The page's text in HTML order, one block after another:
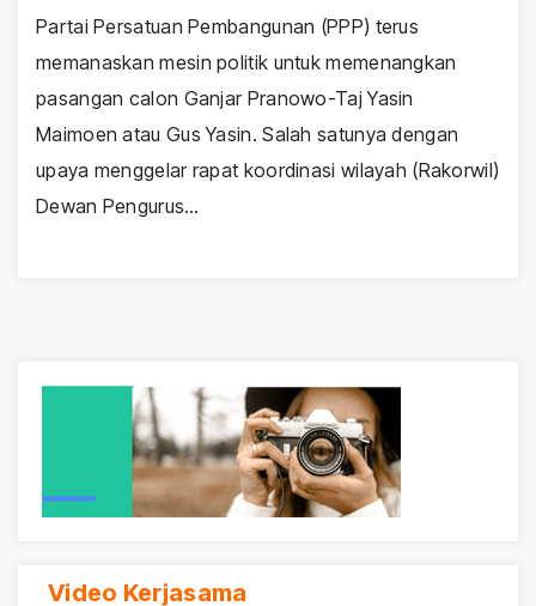
Partai Persatuan Pembangunan (PPP) terus
memanaskan mesin politik untuk memenangkan
pasangan calon Ganjar Pranowo-Taj Yasin
Maimoen atau Gus Yasin. Salah satunya dengan
upaya menggelar rapat koordinasi wilayah (Rakorwil)
Dewan Pengurus…
Video Kerjasama